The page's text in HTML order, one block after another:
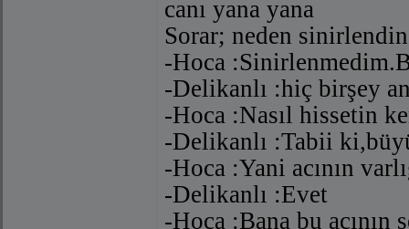
canı yana yana
Sorar; neden
-Hoca
-Delikanlı :hiç birşey
-Hoca :Nasıl hissetin
-Delikanlı :Tabii
-Hoca :Yani acının
-Delikanlı :Evet
-Hoca :Bana bu